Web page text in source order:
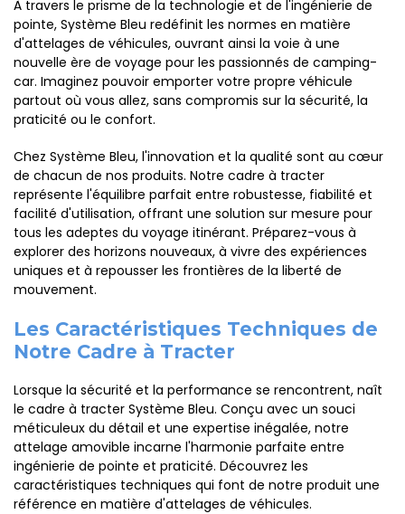
À travers le prisme de la technologie et de l'ingénierie de
pointe, Système Bleu redéfinit les normes en matière
d'attelages de véhicules, ouvrant ainsi la voie à une
nouvelle ère de voyage pour les passionnés de camping-
car. Imaginez pouvoir emporter votre propre véhicule
partout où vous allez, sans compromis sur la sécurité, la
praticité ou le confort.
Chez Système Bleu, l'innovation et la qualité sont au cœur
de chacun de nos produits. Notre cadre à tracter
représente l'équilibre parfait entre robustesse, fiabilité et
facilité d'utilisation, offrant une solution sur mesure pour
tous les adeptes du voyage itinérant. Préparez-vous à
explorer des horizons nouveaux, à vivre des expériences
uniques et à repousser les frontières de la liberté de
mouvement.
Les Caractéristiques Techniques de
Notre Cadre à Tracter
Lorsque la sécurité et la performance se rencontrent, naît
le cadre à tracter Système Bleu. Conçu avec un souci
méticuleux du détail et une expertise inégalée, notre
attelage amovible incarne l'harmonie parfaite entre
ingénierie de pointe et praticité. Découvrez les
caractéristiques techniques qui font de notre produit une
référence en matière d'attelages de véhicules.